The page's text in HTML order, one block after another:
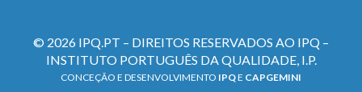
© 2026 IPQ.PT – DIREITOS RESERVADOS AO IPQ –
INSTITUTO PORTUGUÊS DA QUALIDADE, I.P.
CONCEÇÃO E DESENVOLVIMENTO IPQE CAPGEMINI